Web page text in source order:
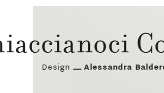
Design Alessandra